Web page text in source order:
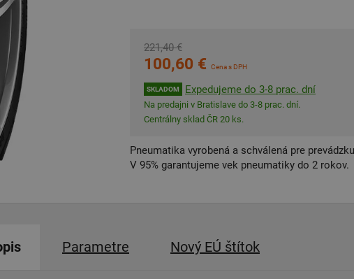
221,40 €
100,60 € Cena s DPH
SKLADOM Expedujeme do 3-8 prac. dní
Na predajni v Bratislave do 3-8 prac. dní.
Centrálny sklad ČR 20 ks.
Pneumatika vyrobená a schválená pre
V 95% garantujeme vek pneumatiky do 2 rokov.
Parametre Nový EÚ štítok